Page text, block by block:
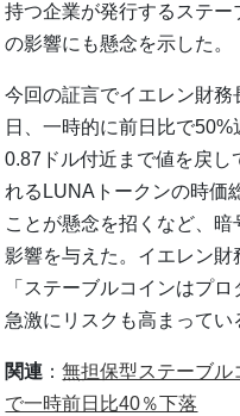
持つ企業が発行するステ
の影響にも懸念を示した。
今回の証言でイエレン財
日、一時的に前日比で
0.87ドル付近まで値を戻
れるLUNAトークンの時価
ことが懸念を招くなど、
影響を与えた。イエレン財
「ステーブルコインはプ
急激にリスクも高まってい
関連 ：無担保型ステーブル
で一時前日比40％下落